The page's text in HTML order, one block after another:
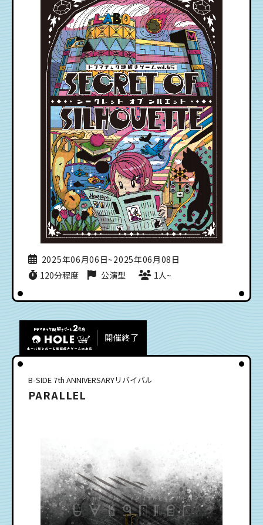
2025年06月06日~2025年06月08日
120分程度
公演型 1人~
開催終了
B-SIDE 7th ANNIVERSARYリバイバル
PARALLEL